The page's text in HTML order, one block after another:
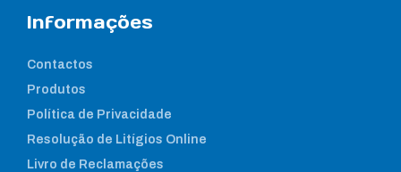
Informações
Contactos
Produtos
Política de Privacidade
Resolução de Litígios Online
Livro de Reclamações